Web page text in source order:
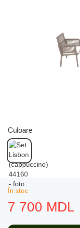
Culoare
În stoc
7 700 MDL